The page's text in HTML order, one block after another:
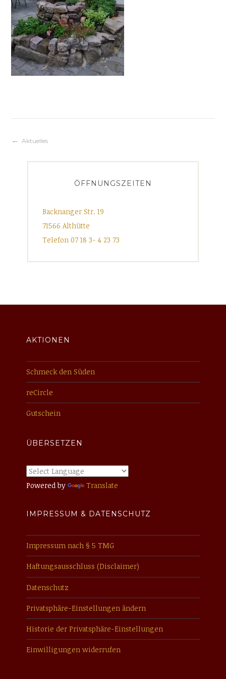
Beitragsnavigation
Aktuelles
ÖFFNUNGSZEITEN
Backnanger Str. 19
71566 Althütte
Telefon 07 18 3- 4 23 73
AKTIONEN
Schmeck den Süden
reCircle
Gutschein
ÜBERSETZEN
Powered by Translate
IMPRESSUM & DATENSCHUTZ
Impressum nach § 5 TMG
Haftungsausschluss (Disclaimer)
Datenschutz
Privatsphäre-Einstellungen ändern
Historie der Privatsphäre-Einstellungen
Einwilligungen widerrufen